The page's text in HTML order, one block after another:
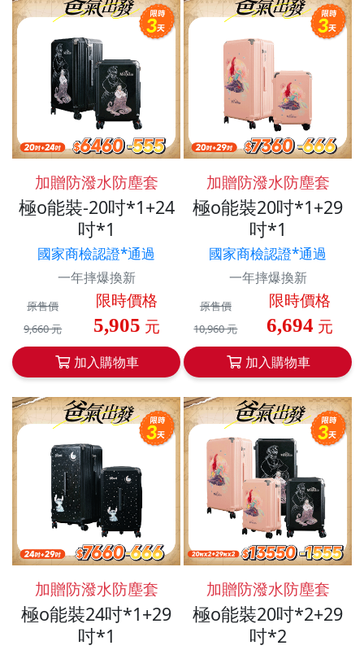
加贈防潑水防塵套
極o能裝-20吋*1+24
吋*1
國家商檢認證*通過
一年摔爆換新
原售價
9,660 元
限時價格
5,905 元
加入購物車
加贈防潑水防塵套
極o能裝20吋*1+29
吋*1
國家商檢認證*通過
一年摔爆換新
原售價
10,960 元
限時價格
6,694 元
加入購物車
加贈防潑水防塵套
極o能裝24吋*1+29
吋*1
加贈防潑水防塵套
極o能裝20吋*2+29
吋*2